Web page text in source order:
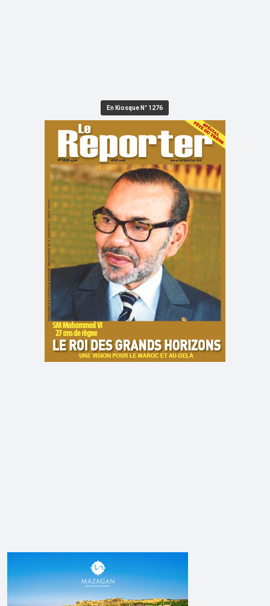
En Kiosque N° 1276